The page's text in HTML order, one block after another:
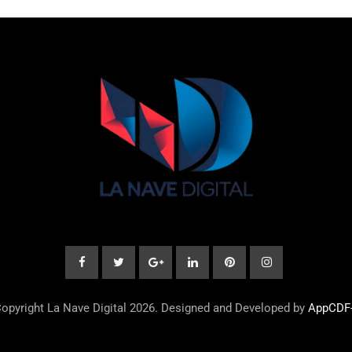
La Nave Digital 2026. Designed and Developed by